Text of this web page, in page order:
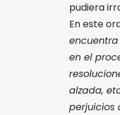
pudiera
En este
en el
alzada,
perjuicios